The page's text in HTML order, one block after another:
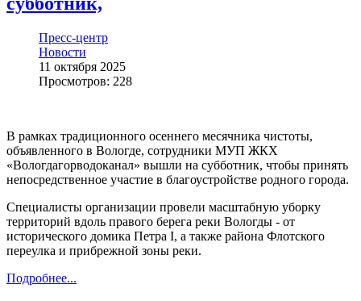
Пресс-центр
Новости
11 октября 2025
Просмотров: 228
В рамках традиционного осеннего месячника чистоты,
объявленного в Вологде, сотрудники МУП ЖКХ
«Вологдагорводоканал» вышли на субботник, чтобы принять
непосредственное участие в благоустройстве родного города.
Специалисты организации провели масштабную уборку
территорий вдоль правого берега реки Вологды - от
исторического домика Петра I, а также района Флотского
переулка и прибрежной зоны реки.
Подробнее...